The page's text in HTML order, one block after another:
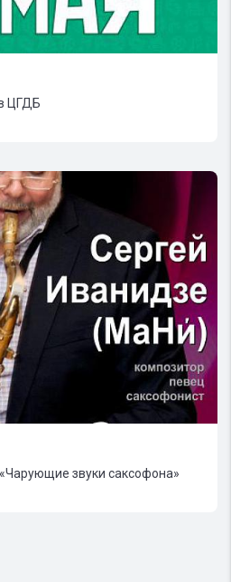
ЦГДБ
звуки саксофона»